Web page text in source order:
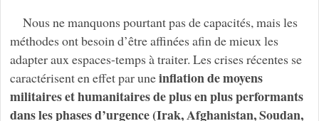
Nous ne manquons pourtant pas de capacités, mais les
méthodes ont besoin d’être affinées afin de mieux les
adapter aux espaces-temps à traiter. Les crises récentes se
caractérisent en effet par uneinflation de moyens
militaires et humanitaires de plus en plus performants
dans les phases d’urgence (Irak, Afghanistan, Soudan,